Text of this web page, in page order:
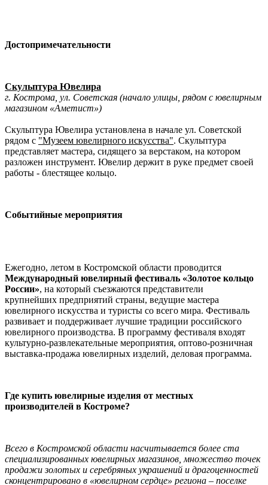
Достопримечательности
Скульптура Ювелира
г. Кострома, ул. Советская (начало улицы, рядом с ювелирным
магазином «Аметист»)
Скульптура Ювелира установлена в начале ул. Советской
рядом с "Музеем ювелирного искусства". Скульптура
представляет мастера, сидящего за верстаком, на котором
разложен инструмент. Ювелир держит в руке предмет своей
работы - блестящее кольцо.
Событийные мероприятия
Ежегодно, летом в Костромской области проводится
Международный ювелирный фестиваль «Золотое кольцо
России», на который съезжаются представители
крупнейших предприятий страны, ведущие мастера
ювелирного искусства и туристы со всего мира. Фестиваль
развивает и поддерживает лучшие традиции российского
ювелирного производства. В программу фестиваля входят
культурно-развлекательные мероприятия, оптово-розничная
выставка-продажа ювелирных изделий, деловая программа.
Где купить ювелирные изделия от местных
производителей в Костроме?
Всего в Костромской области насчитывается более ста
специализированных ювелирных магазинов, множество точек
продажи золотых и серебряных украшений и драгоценностей
сконцентрировано в «ювелирном сердце» региона – поселке